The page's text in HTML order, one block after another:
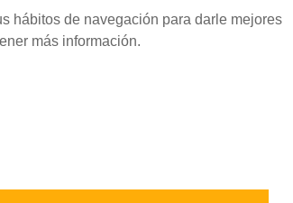
hábitos de navegación para darle mejores
más información.